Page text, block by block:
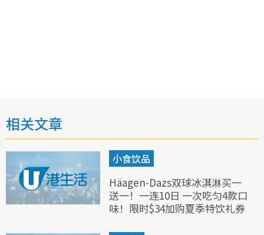
相关文章
小食饮品
Häagen-Dazs双球冰淇淋买一
送一！一连10日 一次吃匀4款口
味！限时$34加购夏季特饮礼券